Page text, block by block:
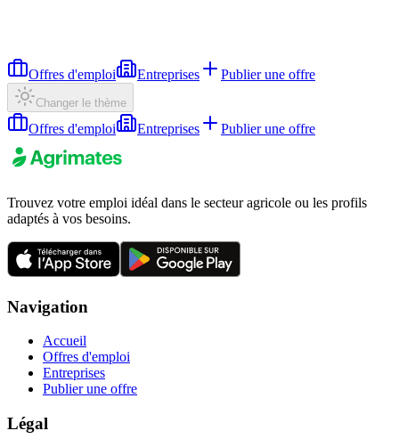
Offres d'emploi Entreprises Publier une offre
Changer le thème
Offres d'emploi Entreprises Publier une offre
Trouvez votre emploi idéal dans le secteur agricole ou les profils
adaptés à vos besoins.
Navigation
Accueil
Offres d'emploi
Entreprises
Publier une offre
Légal